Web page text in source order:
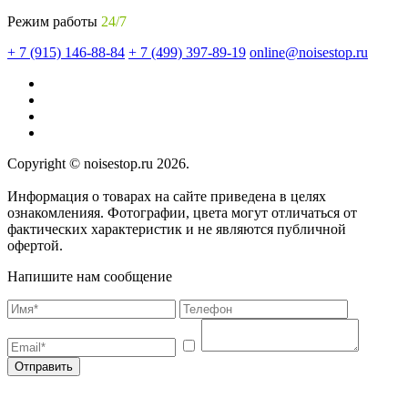
Режим работы 24/7
+ 7 (915) 146-88-84 + 7 (499) 397-89-19 online@noisestop.ru
Copyright © noisestop.ru 2026.
Информация о товарах на сайте приведена в целях
ознакомленияя. Фотографии, цвета могут отличаться от
фактических характеристик и не являются публичной
офертой.
Напишите нам сообщение
Отправить